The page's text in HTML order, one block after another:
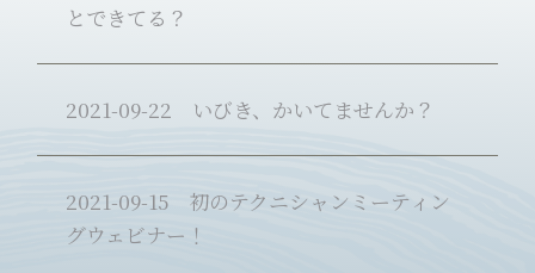
とできてる？
2021-09-22 いびき、かいてませんか？
2021-09-15 初のテクニシャンミーティン
グウェビナー！